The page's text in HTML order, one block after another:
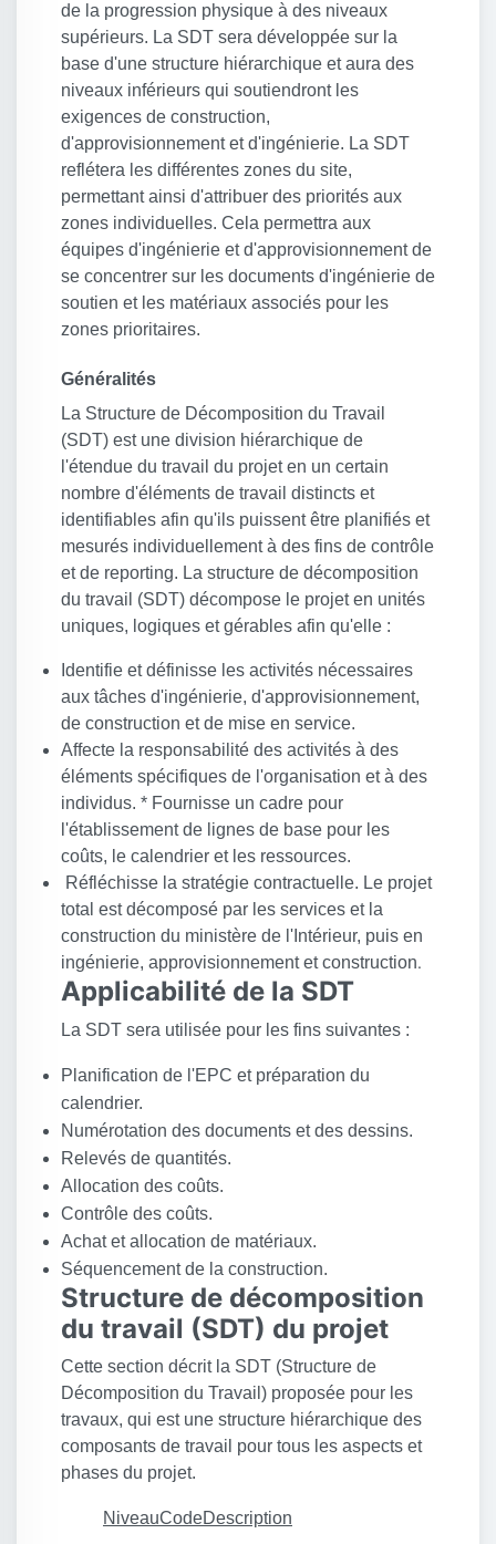
de la progression physique à des niveaux
supérieurs. La SDT sera développée sur la
base d'une structure hiérarchique et aura des
niveaux inférieurs qui soutiendront les
exigences de construction,
d'approvisionnement et d'ingénierie. La SDT
reflétera les différentes zones du site,
permettant ainsi d'attribuer des priorités aux
zones individuelles. Cela permettra aux
équipes d'ingénierie et d'approvisionnement de
se concentrer sur les documents d'ingénierie de
soutien et les matériaux associés pour les
zones prioritaires.
Généralités
La Structure de Décomposition du Travail
(SDT) est une division hiérarchique de
l'étendue du travail du projet en un certain
nombre d'éléments de travail distincts et
identifiables afin qu'ils puissent être planifiés et
mesurés individuellement à des fins de contrôle
et de reporting. La structure de décomposition
du travail (SDT) décompose le projet en unités
uniques, logiques et gérables afin qu'elle :
Identifie et définisse les activités nécessaires
aux tâches d'ingénierie, d'approvisionnement,
de construction et de mise en service.
Affecte la responsabilité des activités à des
éléments spécifiques de l'organisation et à des
individus. * Fournisse un cadre pour
l'établissement de lignes de base pour les
coûts, le calendrier et les ressources.
Réfléchisse la stratégie contractuelle. Le projet
total est décomposé par les services et la
construction du ministère de l'Intérieur, puis en
ingénierie, approvisionnement et construction.
Applicabilité de la SDT
La SDT sera utilisée pour les fins suivantes :
Planification de l'EPC et préparation du
calendrier.
Numérotation des documents et des dessins.
Relevés de quantités.
Allocation des coûts.
Contrôle des coûts.
Achat et allocation de matériaux.
Séquencement de la construction.
Structure de décomposition
du travail (SDT) du projet
Cette section décrit la SDT (Structure de
Décomposition du Travail) proposée pour les
travaux, qui est une structure hiérarchique des
composants de travail pour tous les aspects et
phases du projet.
NiveauCodeDescription